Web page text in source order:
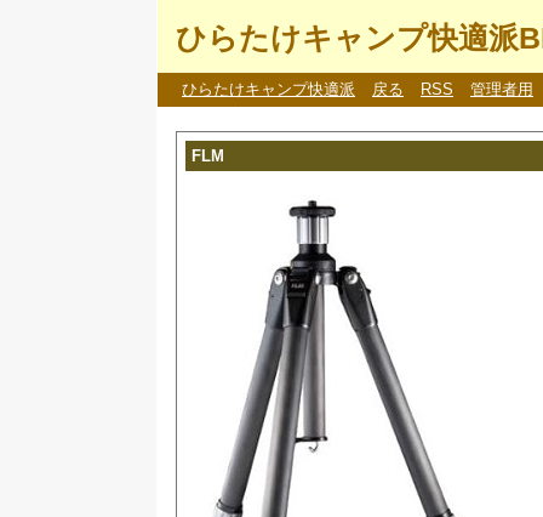
ひらたけキャンプ快適派
ひらたけキャンプ快適派 戻る RSS 管理者用
FLM